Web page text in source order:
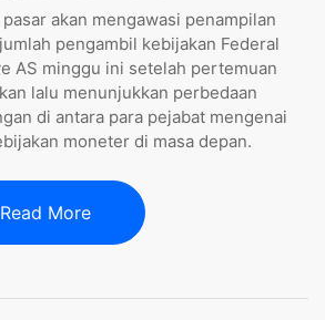
akan mengawasi penampilan
pengambil kebijakan Federal
AS minggu ini setelah pertemuan
lalu menunjukkan perbedaan
di antara para pejabat mengenai
moneter di masa depan.
Read More